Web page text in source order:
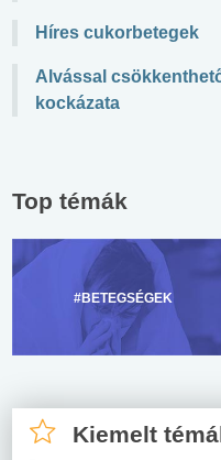
Híres cukorbetegek
Alvással
kockázata
Top témák
#BETEGSÉGEK
Kiemelt